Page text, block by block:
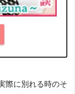
際に別れる時のそ